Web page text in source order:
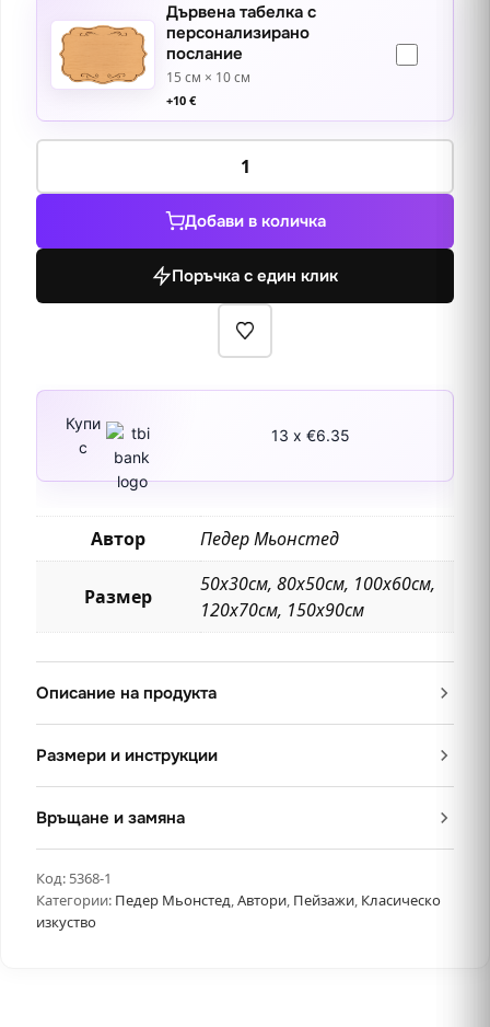
Дървена табелка с
персонализирано
послание
15 см × 10 см
+10 €
количество
Късен
ден
Добави в количка
Поръчка с един клик
Купи
с
13 x €6.35
Автор Педер Мьонстед
Размер
50х30см, 80х50см, 100х60см,
120х70см, 150х90см
Описание на продукта
Размери и инструкции
Връщане и замяна
Код: 5368-1
Категории: Педер Мьонстед,Автори, Пейзажи, Класическо
изкуство